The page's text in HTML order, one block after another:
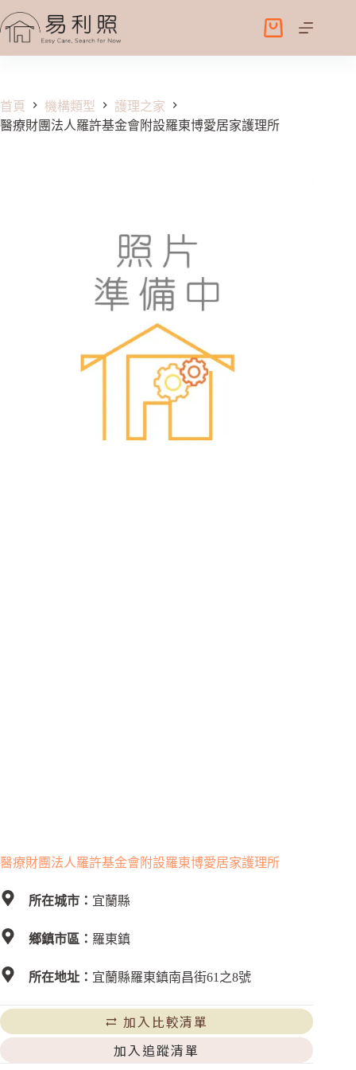
至
容
購
物
首頁 機構類型
護理之家
醫療財團法人羅許基金會附設羅東博愛居家護理所
醫療財團法人羅許基金會附設羅東博愛居家護理所
所在城市： 宜蘭縣
鄉鎮市區： 羅東鎮
所在地址： 宜蘭縣羅東鎮南昌街61之8號
加入比較清單
加入追蹤清單